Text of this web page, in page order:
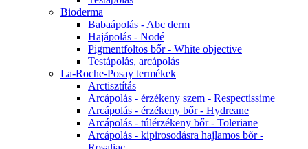
Bioderma
Babaápolás - Abc derm
Hajápolás - Nodé
Pigmentfoltos bőr - White objective
Testápolás, arcápolás
La-Roche-Posay termékek
Arctisztítás
Arcápolás - érzékeny szem - Respectissime
Arcápolás - érzékeny bőr - Hydreane
Arcápolás - túlérzékeny bőr - Toleriane
Arcápolás - kipirosodásra hajlamos bőr -